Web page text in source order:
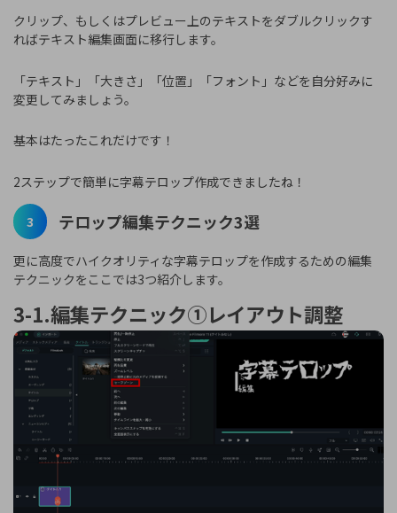
クリップ、もしくはプレビュー上のテキストをダブルクリックす
ればテキスト編集画面に移行します。
「テキスト」「大きさ」「位置」「フォント」などを自分好みに
変更してみましょう。
基本はたったこれだけです！
2ステップで簡単に字幕テロップ作成できましたね！
3 テロップ編集テクニック3選
更に高度でハイクオリティな字幕テロップを作成するための編集
テクニックをここでは3つ紹介します。
3-1.編集テクニック①レイアウト調整